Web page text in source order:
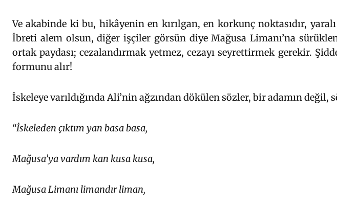
Ve akabinde ki bu, hikâyenin en kırılgan, en korkunç noktasıdır,
İbreti alem olsun, diğer işçiler görsün diye Mağusa Limanı’na
ortak paydası; cezalandırmak yetmez, cezayı seyrettirmek gerekir.
formunu alır!
İskeleye varıldığında Ali’nin ağzından dökülen sözler, bir adamın
“İskeleden çıktım yan basa basa,
Mağusa’ya vardım kan kusa kusa,
Mağusa Limanı limandır liman,